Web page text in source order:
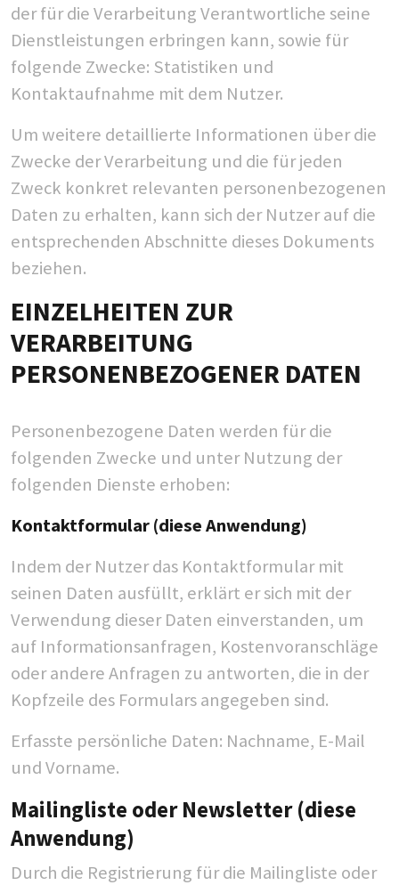
der für die Verarbeitung Verantwortliche seine
Dienstleistungen erbringen kann, sowie für
folgende Zwecke: Statistiken und
Kontaktaufnahme mit dem Nutzer.
Um weitere detaillierte Informationen über die
Zwecke der Verarbeitung und die für jeden
Zweck konkret relevanten personenbezogenen
Daten zu erhalten, kann sich der Nutzer auf die
entsprechenden Abschnitte dieses Dokuments
beziehen.
EINZELHEITEN ZUR
VERARBEITUNG
PERSONENBEZOGENER DATEN
Personenbezogene Daten werden für die
folgenden Zwecke und unter Nutzung der
folgenden Dienste erhoben:
Kontaktformular (diese Anwendung)
Indem der Nutzer das Kontaktformular mit
seinen Daten ausfüllt, erklärt er sich mit der
Verwendung dieser Daten einverstanden, um
auf Informationsanfragen, Kostenvoranschläge
oder andere Anfragen zu antworten, die in der
Kopfzeile des Formulars angegeben sind.
Erfasste persönliche Daten: Nachname, E-Mail
und Vorname.
Mailingliste oder Newsletter (diese
Anwendung)
Durch die Registrierung für die Mailingliste oder